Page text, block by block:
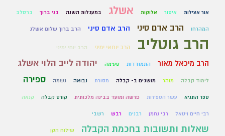
אור אצילות איסור אלוקות אשלג במעגלות השנה בני ברוך ברסלב
המהרחו הרב אדם סיני הרב אדם סיני הרב ברוך שלום אשלג
הרב גוטליב הרב יוחאי ימיני הרב יוחי ימיני
הרב מיכאל מאור התמודדות טעימה יהודה לייב הלוי אשלג
לימוד קבלה מוהר מושגים ב- קבלה מסורת נבואה נשמה ספירה
ספר התניא עשר הספירות פרשה ומועד בבינה מלכותית קורס קבלה קנאה
רבי חיים ויטאל רבי נחמן רבנים רבש רשבי
שאלות ותשובות בחכמת הקבלה שילוח הקן